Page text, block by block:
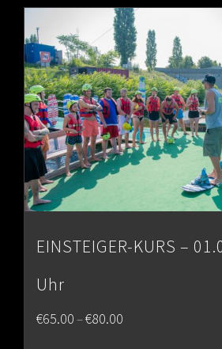
€80.00
EINSTEIGER-KURS –
Uhr
€65.00–€80.00